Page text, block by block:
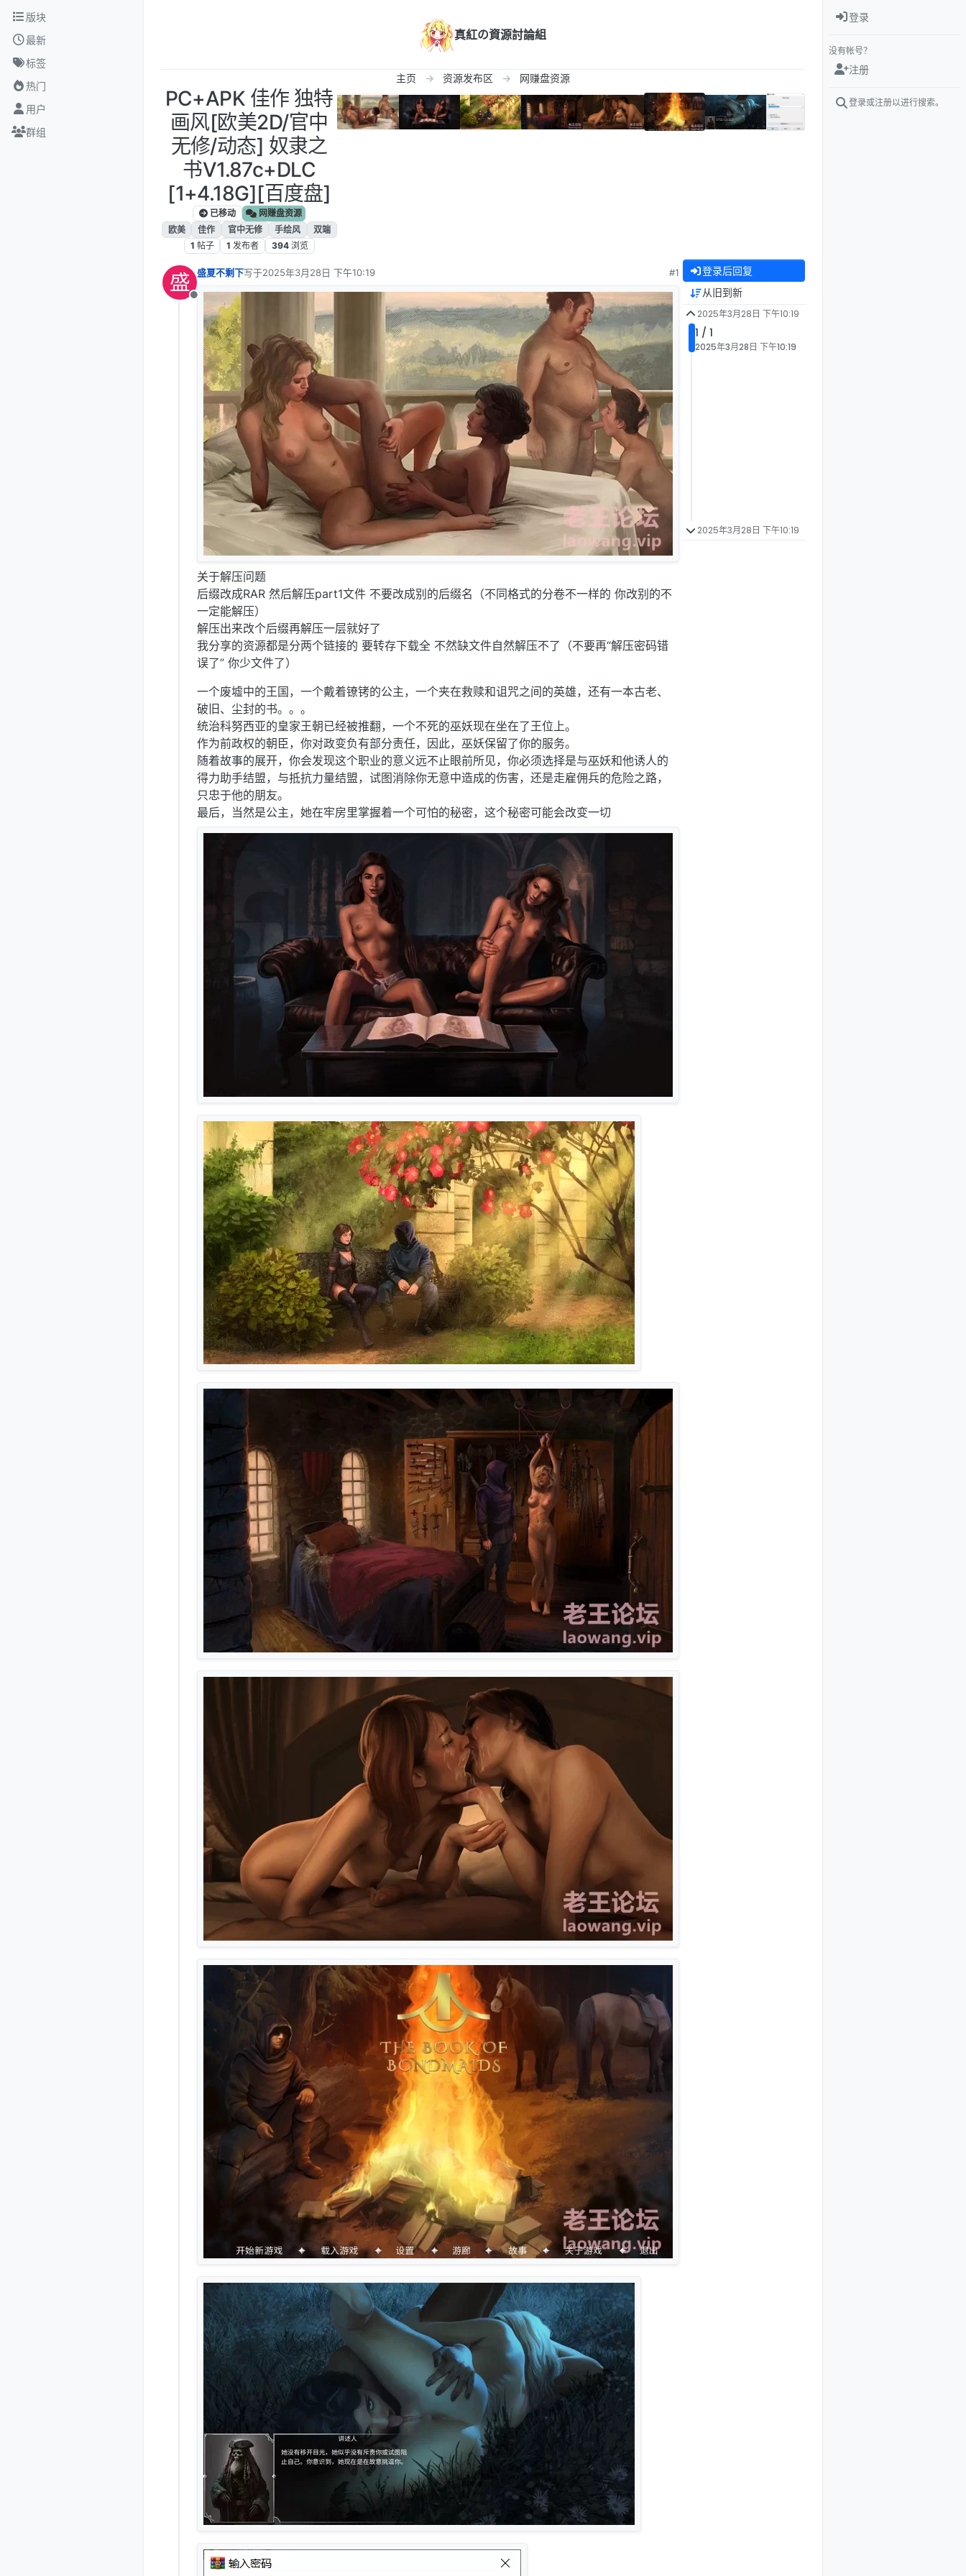
跳转至内容
版块
最新
标签
热门
用户
群组
真紅の資源討論組
主页 资源发布区 网赚盘资源
PC+APK 佳作 独特
画风[欧美2D/官中
无修/动态] 奴隶之
书V1.87c+DLC
[1+4.18G][百度盘]
已移动
网赚盘资源
欧美
佳作 官中无修 手绘风
双端
1 帖子 1 发布者 394 浏览
盛
离线
盛夏不剩下写于2025年3月28日 下午10:19
最后由 编辑
#1
关于解压问题
后缀改成RAR 然后解压part1文件 不要改成别的后缀名（不同格式的分卷不一样的 你改别的不
一定能解压）
解压出来改个后缀再解压一层就好了
我分享的资源都是分两个链接的 要转存下载全 不然缺文件自然解压不了（不要再“解压密码错
误了” 你少文件了）
一个废墟中的王国，一个戴着镣铐的公主，一个夹在救赎和诅咒之间的英雄，还有一本古老、
破旧、尘封的书。。。
统治科努西亚的皇家王朝已经被推翻，一个不死的巫妖现在坐在了王位上。
作为前政权的朝臣，你对政变负有部分责任，因此，巫妖保留了你的服务。
随着故事的展开，你会发现这个职业的意义远不止眼前所见，你必须选择是与巫妖和他诱人的
得力助手结盟，与抵抗力量结盟，试图消除你无意中造成的伤害，还是走雇佣兵的危险之路，
只忠于他的朋友。
最后，当然是公主，她在牢房里掌握着一个可怕的秘密，这个秘密可能会改变一切
登录后回复
从旧到新
2025年3月28日 下午10:19
1 / 1
2025年3月28日 下午10:19
2025年3月28日 下午10:19
登录
没有帐号？
注册
登录或注册以进行搜索。